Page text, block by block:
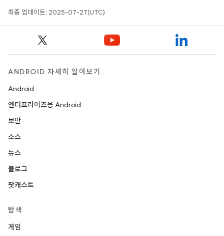
최종 업데이트: 2025-07-27(UTC)
ANDROID 자세히 알아보기
Android
엔터프라이즈용 Android
보안
소스
뉴스
블로그
팟캐스트
탐색
게임